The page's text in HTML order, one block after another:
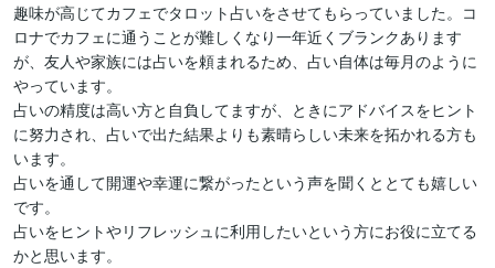
趣味が高じてカフェでタロット占いをさせてもらっていました。コ
ロナでカフェに通うことが難しくなり一年近くブランクあります
が、友人や家族には占いを頼まれるため、占い自体は毎月のように
やっています。
占いの精度は高い方と自負してますが、ときにアドバイスをヒント
に努力され、占いで出た結果よりも素晴らしい未来を拓かれる方も
います。
占いを通して開運や幸運に繋がったという声を聞くととても嬉しい
です。
占いをヒントやリフレッシュに利用したいという方にお役に立てる
かと思います。